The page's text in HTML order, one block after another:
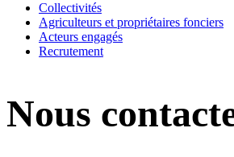
Collectivités
Agriculteurs et propriétaires fonciers
Acteurs engagés
Recrutement
Nous